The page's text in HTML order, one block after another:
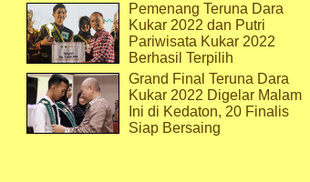
Pemenang Teruna Dara
Kukar 2022 dan Putri
Pariwisata Kukar 2022
Berhasil Terpilih
Grand Final Teruna Dara
Kukar 2022 Digelar Malam
Ini di Kedaton, 20 Finalis
Siap Bersaing